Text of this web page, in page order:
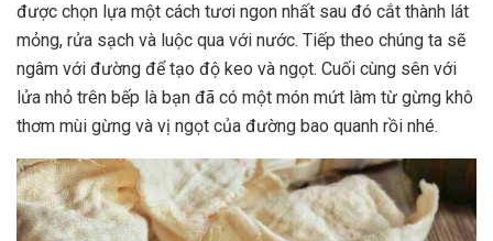
được chọn lựa một cách tươi ngon nhất sau đó cắt thành lát
mỏng, rửa sạch và luộc qua với nước. Tiếp theo chúng ta sẽ
ngâm với đường để tạo độ keo và ngọt. Cuối cùng sên với
lửa nhỏ trên bếp là bạn đã có một món mứt làm từ gừng khô
thơm mùi gừng và vị ngọt của đường bao quanh rồi nhé.